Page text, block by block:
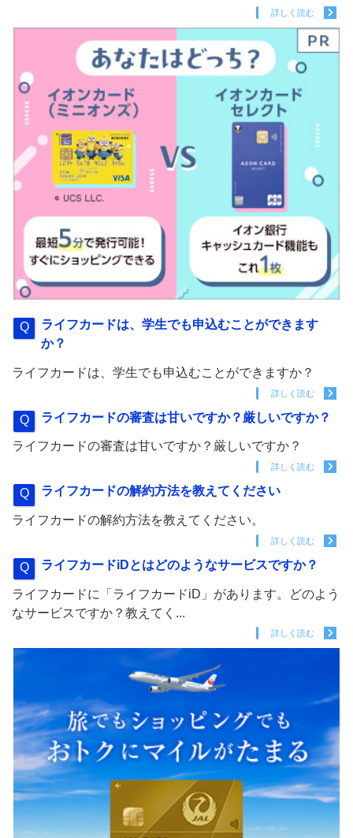
詳しく読む
ライフカードは、学生でも申込むことができます
か？
ライフカードは、学生でも申込むことができますか？
詳しく読む
ライフカードの審査は甘いですか？厳しいですか？
ライフカードの審査は甘いですか？厳しいですか？
詳しく読む
ライフカードの解約方法を教えてください
ライフカードの解約方法を教えてください。
詳しく読む
ライフカードiDとはどのようなサービスですか？
ライフカードに「ライフカードiD」があります。どのよう
なサービスですか？教えてく...
詳しく読む